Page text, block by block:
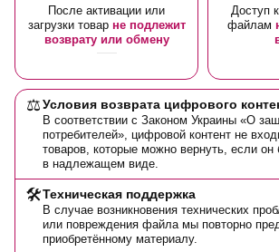
После активации или
загрузки товар не подлежит
возврату или обмену
Доступ
файлам
⚖️Условия возврата цифрового
В соответствии с Законом Украины «О
потребителей», цифровой контент не
товаров, которые можно вернуть, если
в надлежащем виде.
🛠️Техническая поддержка
В случае возникновения технических
или повреждения файла мы повторно
приобретённому материалу.